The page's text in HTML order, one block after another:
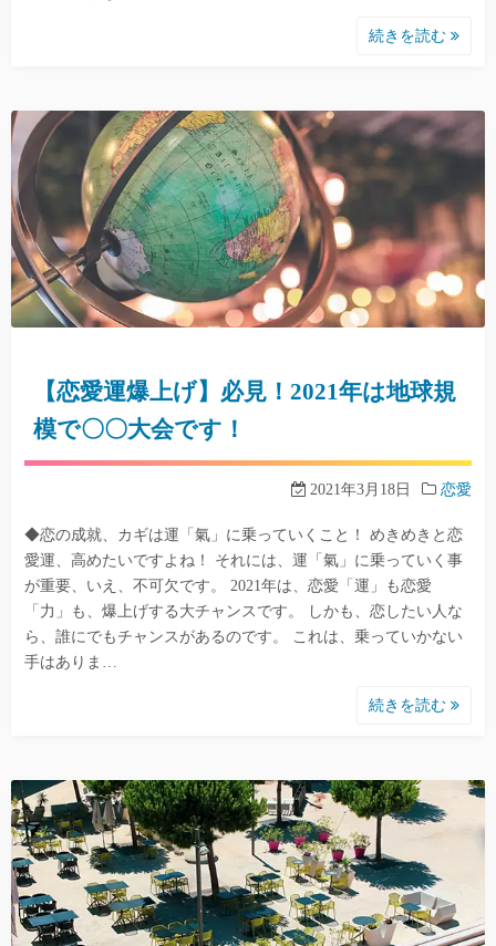
続きを読む
【恋愛運爆上げ】必見！2021年は地球規
模で〇〇大会です！
2021年3月18日 恋愛
◆恋の成就、カギは運「氣」に乗っていくこと！ めきめきと恋
愛運、高めたいですよね！ それには、運「氣」に乗っていく事
が重要、いえ、不可欠です。 2021年は、恋愛「運」も恋愛
「力」も、爆上げする大チャンスです。 しかも、恋したい人な
ら、誰にでもチャンスがあるのです。 これは、乗っていかない
手はありま…
続きを読む